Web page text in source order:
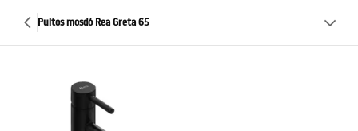
Pultos mosdó Rea Greta 65